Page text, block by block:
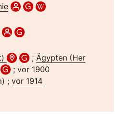
; Ägypten (Her
; vor 1900
;vor 1914